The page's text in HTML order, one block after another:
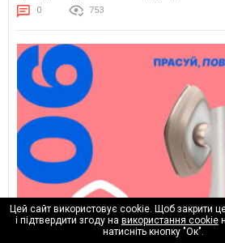
0 753
Цей сайт використовує cookie. Щоб закрити
і підтвердити згоду на використання cookie
натисніть кнопку "Ок".